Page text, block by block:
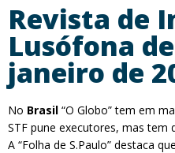
Revista de
Lusófona
janeiro de
No Brasil “O Globo” tem em
STF pune executores, mas tem
A “Folha de S.Paulo” destaca